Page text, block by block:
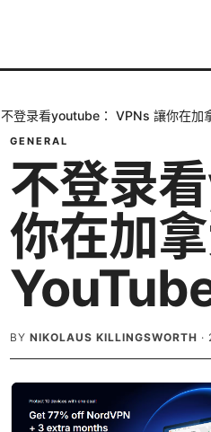
不登录看youtube： VPNs 讓你在加
GENERAL
不登录
你在加
BY NIKOLAUS KILLINGSWORTH ·